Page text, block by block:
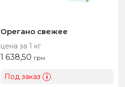
Орегано свежее
цена за 1 кг
1 638,50 грн
Под заказ i